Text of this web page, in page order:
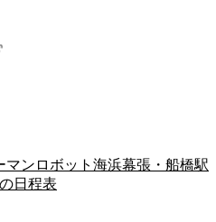
マンロボット海浜幕張・船橋駅
日程表